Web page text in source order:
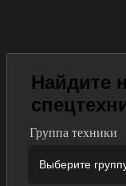
Найдите
Группа техники